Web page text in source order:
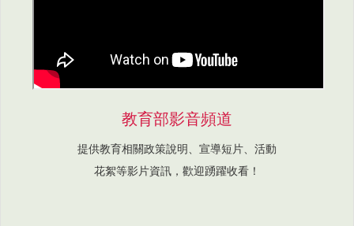
教育部影音頻道
提供教育相關政策說明、宣導短片、活動
花絮等影片資訊，歡迎踴躍收看！